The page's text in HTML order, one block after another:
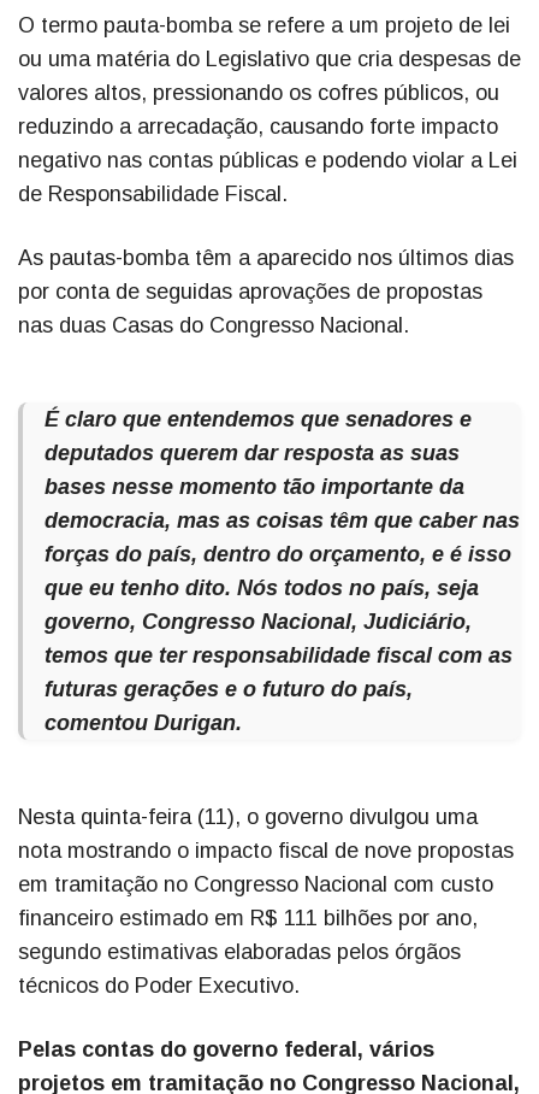
O termo pauta-bomba se refere a um projeto de lei
ou uma matéria do Legislativo que cria despesas de
valores altos, pressionando os cofres públicos, ou
reduzindo a arrecadação, causando forte impacto
negativo nas contas públicas e podendo violar a Lei
de Responsabilidade Fiscal.
As pautas-bomba têm a aparecido nos últimos dias
por conta de seguidas aprovações de propostas
nas duas Casas do Congresso Nacional.
É claro que entendemos que senadores e
deputados querem dar resposta as suas
bases nesse momento tão importante da
democracia, mas as coisas têm que caber nas
forças do país, dentro do orçamento, e é isso
que eu tenho dito. Nós todos no país, seja
governo, Congresso Nacional, Judiciário,
temos que ter responsabilidade fiscal com as
futuras gerações e o futuro do país,
comentou Durigan.
Nesta quinta-feira (11), o governo divulgou uma
nota mostrando o impacto fiscal de nove propostas
em tramitação no Congresso Nacional com custo
financeiro estimado em R$ 111 bilhões por ano,
segundo estimativas elaboradas pelos órgãos
técnicos do Poder Executivo.
Pelas contas do governo federal, vários
projetos em tramitação no Congresso Nacional,